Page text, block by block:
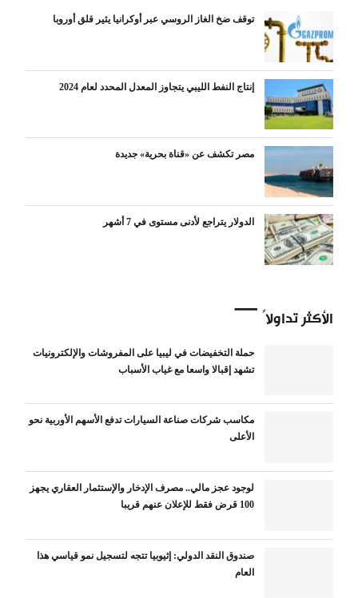
توقف ضخ الغاز الروسي عبر أوكرانيا يثير قلق أوروبا
إنتاج النفط الليبي يتجاوز المعدل المحدد لعام 2024
مصر تكشف عن «قناة بحرية» جديدة
الدولار يتراجع لأدنى مستوى في 7 أشهر
الأكثر تداولاً
حملة التخفيضات في ليبيا على المفروشات والإلكترونيات
تشهد إقبالا واسعا مع غياب الأسباب
مكاسب شركات صناعة السيارات تدفع الأسهم الأوربية نحو
الأعلى
لوجود عجز مالي.. مصرف الإدخار والإستثمار العقاري يجهز
100 قرض فقط للإعلان عنهم قريبا
صندوق النقد الدولي: إثيوبيا تتجه لتسجيل نمو قياسي هذا
العام